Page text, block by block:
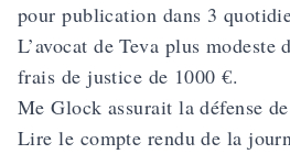
pour publication dans 3
L’avocat de Teva plus modeste
frais de justice de 1000 €.
Me Glock assurait la défense
Lire le compte rendu de la